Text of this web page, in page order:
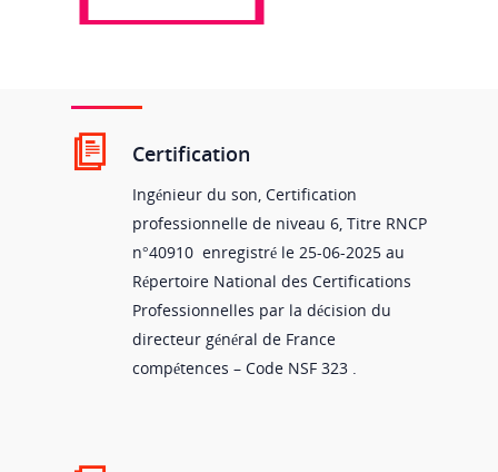
Certification
Ingénieur du son, Certification
professionnelle de niveau 6, Titre RNCP
n°40910 enregistré le 25-06-2025 au
Répertoire National des Certifications
Professionnelles par la décision du
directeur général de France
compétences – Code NSF 323 .